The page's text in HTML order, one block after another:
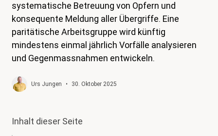
systematische Betreuung von Opfern und
konsequente Meldung aller Übergriffe. Eine
paritätische Arbeitsgruppe wird künftig
mindestens einmal jährlich Vorfälle analysieren
und Gegenmassnahmen entwickeln.
Urs Jungen • 30. Oktober 2025
Inhalt dieser Seite